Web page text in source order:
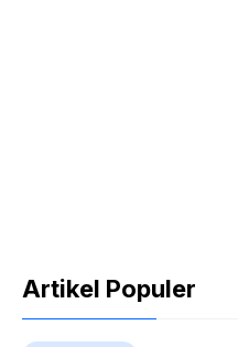
Artikel Populer